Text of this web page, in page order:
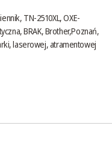
TN-2510XL, OXE-
BRAK, Brother,Poznań,
laserowej, atramentowej